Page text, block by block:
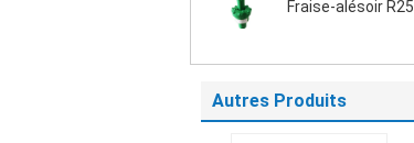
Fraise-alésoir R25
Autres Produits